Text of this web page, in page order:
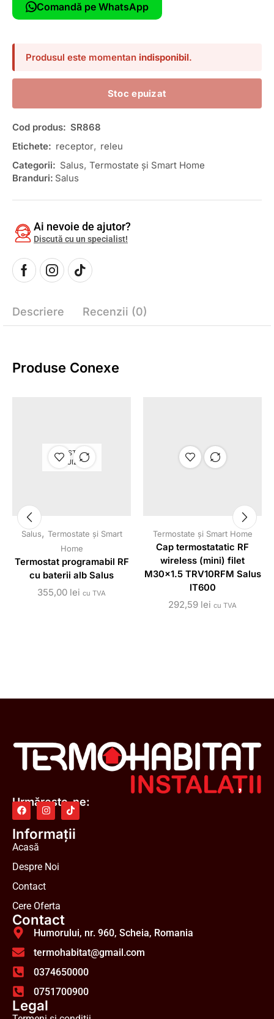
Comandă pe WhatsApp
Produsul este momentan indisponibil.
Stoc epuizat
Cod produs: SR868
Etichete: receptor, releu
Categorii: Salus, Termostate și Smart Home
Branduri: Salus
Ai nevoie de ajutor?
Discută cu un specialist!
Descriere Recenzii (0)
Produse Conexe
STOC
EPUIZAT
Salus, Termostate și Smart
Home
Termostat programabil RF
cu baterii alb Salus
355,00 lei cu TVA
Termostate și Smart Home
Cap termostatatic RF
wireless (mini) filet
M30x1.5 TRV10RFM Salus
IT600
292,59 lei cu TVA
Urmărește-ne:
Informații
Acasă
Despre Noi
Contact
Cere Oferta
Contact
Humorului, nr. 960, Scheia, Romania
termohabitat@gmail.com
0374650000
0751700900
Legal